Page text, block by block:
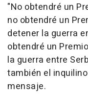
"No obtendré un
no obtendré un
detener la guerra
obtendré un
la guerra entre
también el
mensaje.